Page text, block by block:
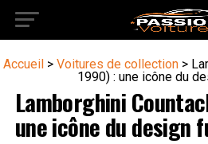
Accueil> Voitures de collection>
1990) : une icône du
Lamborghini
une icône du design